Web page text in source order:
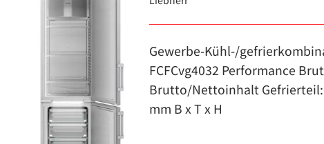
Gewerbe-Kühl-/
FCFCvg4032 Performance
Brutto/Nettoinhalt
mm B x T x H